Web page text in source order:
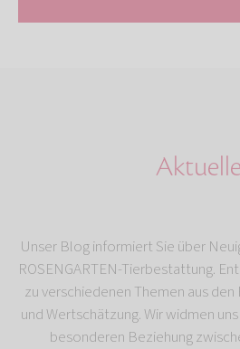
Unser Blog informiert Sie über
ROSENGARTEN-Tierbestattung.
zu verschiedenen Themen aus
und Wertschätzung. Wir widmen
besonderen Beziehung